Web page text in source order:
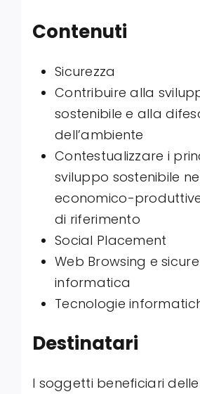
Contenuti
Sicurezza
Contribuire alla
sostenibile e alla
dell’ambiente
Contestualizzare i
sviluppo sostenibile
economico-
di riferimento
Social Placement
Web Browsing e
informatica
Tecnologie
Destinatari
I soggetti beneficiari